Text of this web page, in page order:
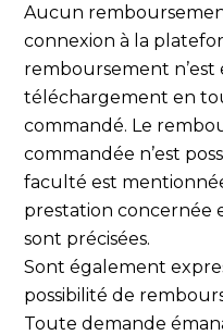
Aucun
connexion à la
remboursement
téléchargement en
commandé. Le
commandée n’est
faculté est
prestation concernée
sont précisées.
Sont également
possibilité de
Toute demande